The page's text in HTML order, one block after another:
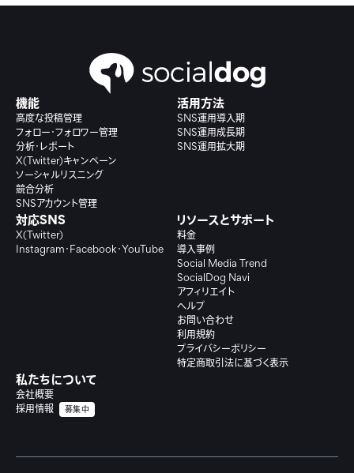
機能
高度な投稿管理
フォロー・フォロワー管理
分析・レポート
X(Twitter)キャンペーン
ソーシャルリスニング
競合分析
SNSアカウント管理
活用方法
SNS運用導入期
SNS運用成長期
SNS運用拡大期
対応SNS
X(Twitter)
Instagram・Facebook・YouTube
リソースとサポート
料金
導入事例
Social Media Trend
SocialDog Navi
アフィリエイト
ヘルプ
お問い合わせ
利用規約
プライバシーポリシー
特定商取引法に基づく表示
私たちについて
会社概要
採用情報
募集中